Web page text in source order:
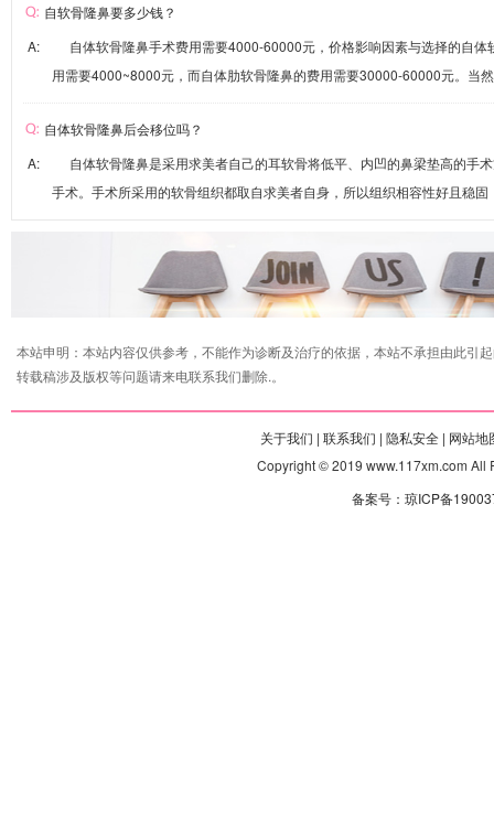
自软骨隆鼻要多少钱？
A: 自体软骨隆鼻手术费用需要4000-60000元，价格影响因素与选择的自体
用需要4000~8000元，而自体肋软骨隆鼻的费用需要30000-60000元。当
自体软骨隆鼻后会移位吗？
A: 自体软骨隆鼻是采用求美者自己的耳软骨将低平、内凹的鼻梁垫高的手术
手术。手术所采用的软骨组织都取自求美者自身，所以组织相容性好且稳固
本站申明：本站内容仅供参考，不能作为诊断及治疗的依据，本站不承担由此引
转载稿涉及版权等问题请来电联系我们删除.。
关于我们 | 联系我们 | 隐私安全 | 网站地
Copyright © 2019 www.117xm.com All
备案号：琼ICP备